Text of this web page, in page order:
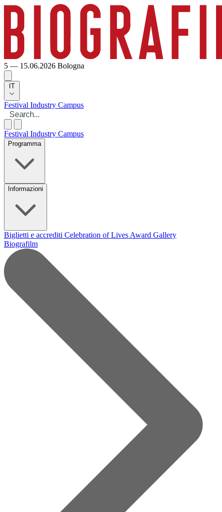
5 — 15.06.2026 Bologna
IT
Festival Industry Campus
Festival Industry Campus
Programma
Informazioni
Biglietti e accrediti Celebration of Lives Award Gallery
Biografilm